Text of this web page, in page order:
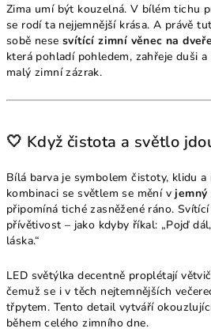
Zima umí být kouzelná. V bílém tichu
se rodí ta nejjemnější krása. A právě
sobě nesesvítící zimní věnec na
která pohladí pohledem, zahřeje duši
malý zimní zázrak.
🤍 Když čistota a světlo
Bílá barva je symbolem čistoty, klidu a
kombinaci se světlem se mění vjemný
připomíná tiché zasněžené ráno.
přívětivost – jako kdyby říkal: „Pojď
láska.“
LED světýlka decentně proplétají
čemuž se i v těch nejtemnějších
třpytem. Tento detail vytváří
během celého zimního dne.